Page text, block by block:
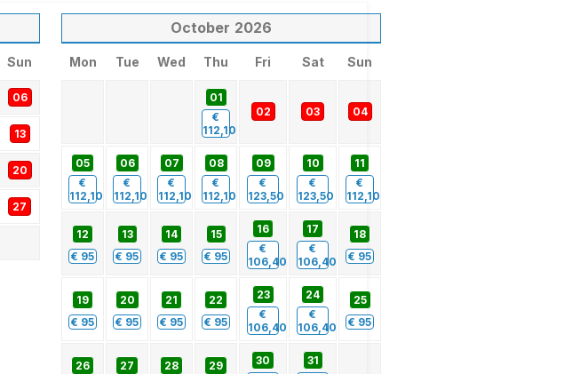
Sun
06
13
20
27
October 2026
Mon Tue Wed Thu Fri Sat Sun
01
€
112,10
02 03 04
05
€
112,10
06
€
112,10
07
€
112,10
08
€
112,10
09
€
123,50
10
€
123,50
11
€
112,10
12
€ 95
13
€ 95
14
€ 95
15
€ 95
16
€
106,40
17
€
106,40
18
€ 95
19
€ 95
20
€ 95
21
€ 95
22
€ 95
23
€
106,40
24
€
106,40
25
€ 95
26
27
28
29
30
31